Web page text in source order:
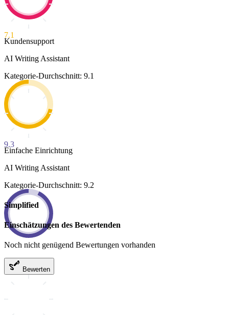
7.1
Kundensupport
AI Writing Assistant
Kategorie-Durchschnitt: 9.1
9.3
Einfache Einrichtung
AI Writing Assistant
Kategorie-Durchschnitt: 9.2
Simplified
Einschätzungen des Bewertenden
Noch nicht genügend Bewertungen vorhanden
Bewerten